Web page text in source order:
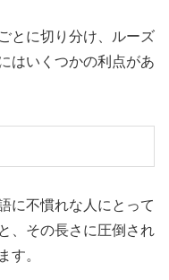
とに切り分け、ルーズ
はいくつかの利点があ
に不慣れな人にとって
、その長さに圧倒され
す。